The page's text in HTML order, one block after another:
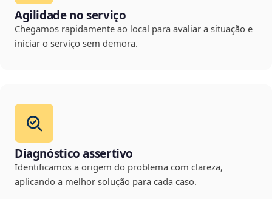
Agilidade no serviço
Chegamos rapidamente ao local para avaliar a situação e
iniciar o serviço sem demora.
Diagnóstico assertivo
Identificamos a origem do problema com clareza,
aplicando a melhor solução para cada caso.